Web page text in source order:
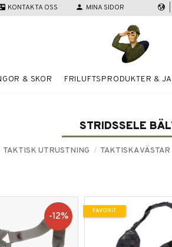
KONTAKTA OSS person MINA SIDOR
& SKOR FRILUFTSPRODUKTER &
STRIDSSELE
TAKTISK UTRUSTNING TAKTISKA VÄSTAR
12% FAVORIT